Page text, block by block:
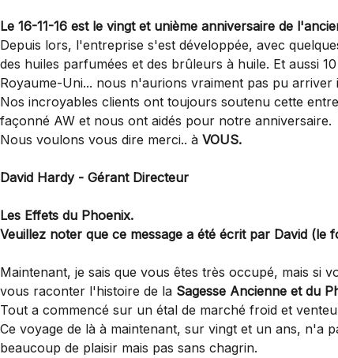
Le 16-11-16 est le vingt et unième anniversaire de
Depuis lors, l'entreprise s'est développée, avec
des huiles parfumées et des brûleurs à huile. Et aussi
Royaume-Uni... nous n'aurions vraiment pas pu arriver
Nos incroyables clients ont toujours soutenu cette
façonné AW et nous ont aidés pour notre anniversaire.
Nous voulons vous dire merci.. à VOUS.
David Hardy - Gérant Directeur
Les Effets du Phoenix.
Veuillez noter que ce message a été écrit par David
Maintenant, je sais que vous êtes très occupé, mais si
vous raconter l'histoire de la Sagesse Ancienne et du
Tout a commencé sur un étal de marché froid et
Ce voyage de là à maintenant, sur vingt et un ans, n'a
beaucoup de plaisir mais pas sans chagrin.